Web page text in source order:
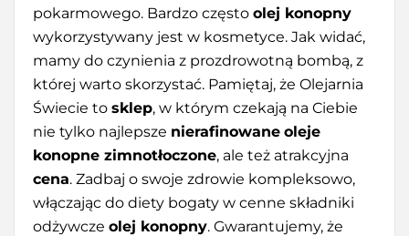
pokarmowego. Bardzo często olej konopny
wykorzystywany jest w kosmetyce. Jak widać,
mamy do czynienia z prozdrowotną bombą, z
której warto skorzystać. Pamiętaj, że Olejarnia
Świecie to sklep, w którym czekają na Ciebie
nie tylko najlepsze nierafinowane oleje
konopne zimnotłoczone, ale też atrakcyjna
cena. Zadbaj o swoje zdrowie kompleksowo,
włączając do diety bogaty w cenne składniki
odżywcze olej konopny. Gwarantujemy, że